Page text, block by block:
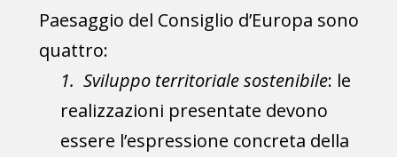
Paesaggio del Consiglio d’Europa sono
quattro:
1. Sviluppo territoriale sostenibile: le
realizzazioni presentate devono
essere l’espressione concreta della